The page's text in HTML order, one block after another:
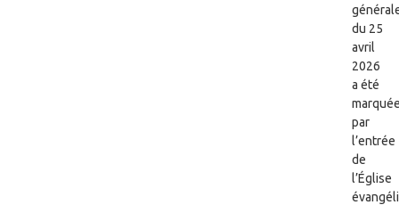
du 25
avril
2026
a été
par
l’entrée
de
l’Église